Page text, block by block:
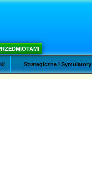
Strategiczne i Symulatory